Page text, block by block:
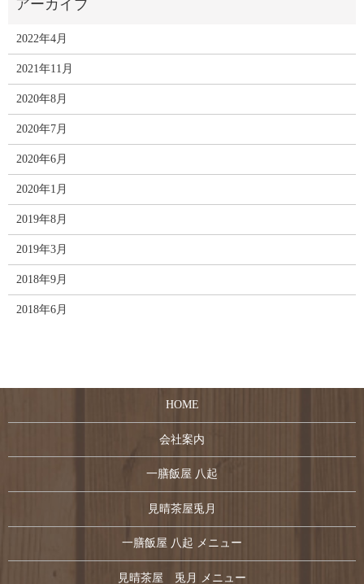
2022年4月
2021年11月
2020年8月
2020年7月
2020年6月
2020年1月
2019年8月
2019年3月
2018年9月
2018年6月
HOME
会社案内
一膳飯屋 八起
見晴茶屋兎月
一膳飯屋 八起 メニュー
見晴茶屋 兎月 メニュー